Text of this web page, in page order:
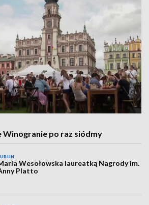
Winogranie po raz siódmy
Wesołowska laureatką Nagrody im.
Platto